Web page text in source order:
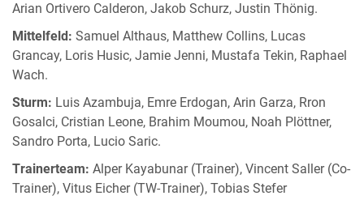
Arian Ortivero Calderon, Jakob Schurz, Justin Thönig.
Mittelfeld: Samuel Althaus, Matthew Collins, Lucas
Grancay, Loris Husic, Jamie Jenni, Mustafa Tekin, Raphael
Wach.
Sturm: Luis Azambuja, Emre Erdogan, Arin Garza, Rron
Gosalci, Cristian Leone, Brahim Moumou, Noah Plöttner,
Sandro Porta, Lucio Saric.
Trainerteam: Alper Kayabunar (Trainer), Vincent Saller (Co-
Trainer), Vitus Eicher (TW-Trainer), Tobias Stefer